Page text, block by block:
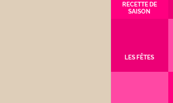
RECETTE DE
SAISON
LES FÊTES